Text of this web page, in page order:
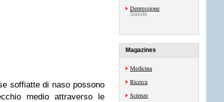
soffiatte di naso possono
medio attraverso le
Depressione
Salute
Magazines
Medicina
Ricerca
Scienze